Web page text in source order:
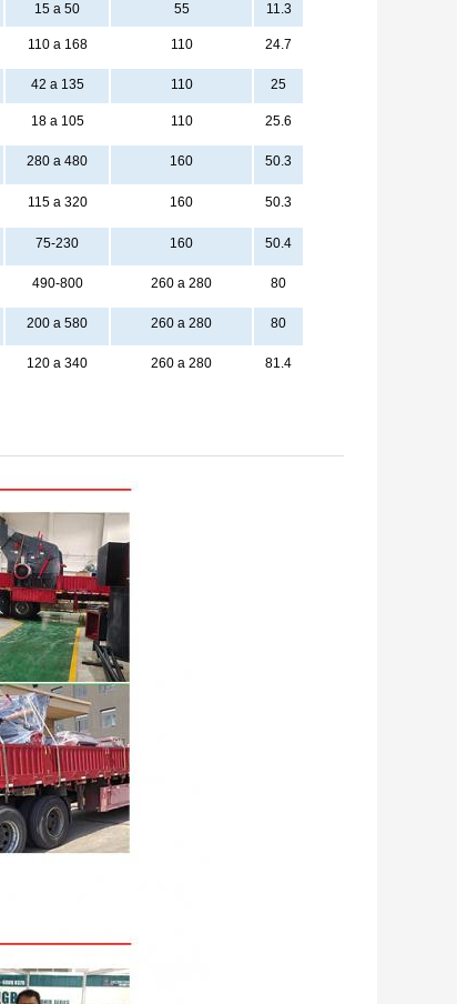
15 a 50 55 11.3
110 a 168 110 24.7
42 a 135 110 25
18 a 105 110 25.6
280 a 480 160 50.3
115 a 320 160 50.3
75-230 160 50.4
490-800 260 a 280 80
200 a 580 260 a 280 80
120 a 340 260 a 280 81.4